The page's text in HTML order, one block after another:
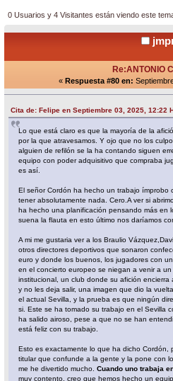
0 Usuarios y 4 Visitantes están viendo este
Re:ANTONIO
« Respuesta #80 en:
Cita de: Felipe en Septiembre 03, 2025, 12:22
Lo que está claro es que la mayoría de la
por la que atravesamos. Y ojo que no los
alguien de refilón se la ha contando siguen
equipo con poder adquisitivo que compraba
es así.
El señor Cordón ha hecho un trabajo ímprobo
tener absolutamente nada. Cero.A ver si
ha hecho una planificación pensando más en
suena la flauta en esto último nos daríamos
A mi me gustaria ver a los Braulio
otros directores deportivos que sonaron
euro y donde los buenos, los jugadores con
en el concierto europeo se niegan a venir a
institucional, un club donde su afición
y no les deja salir, una imagen que dio la
el actual Sevilla, y la prueba es que ningún
si. Este se ha tomado su trabajo en el Sevilla
ha salido airoso, pese a que no se han
está feliz con su trabajo.
Esto es exactamente lo que ha dicho
titular que confunde a la gente y la pone con
me he divertido mucho.Cuando uno trabaja
muy contento, creo que hemos hecho un